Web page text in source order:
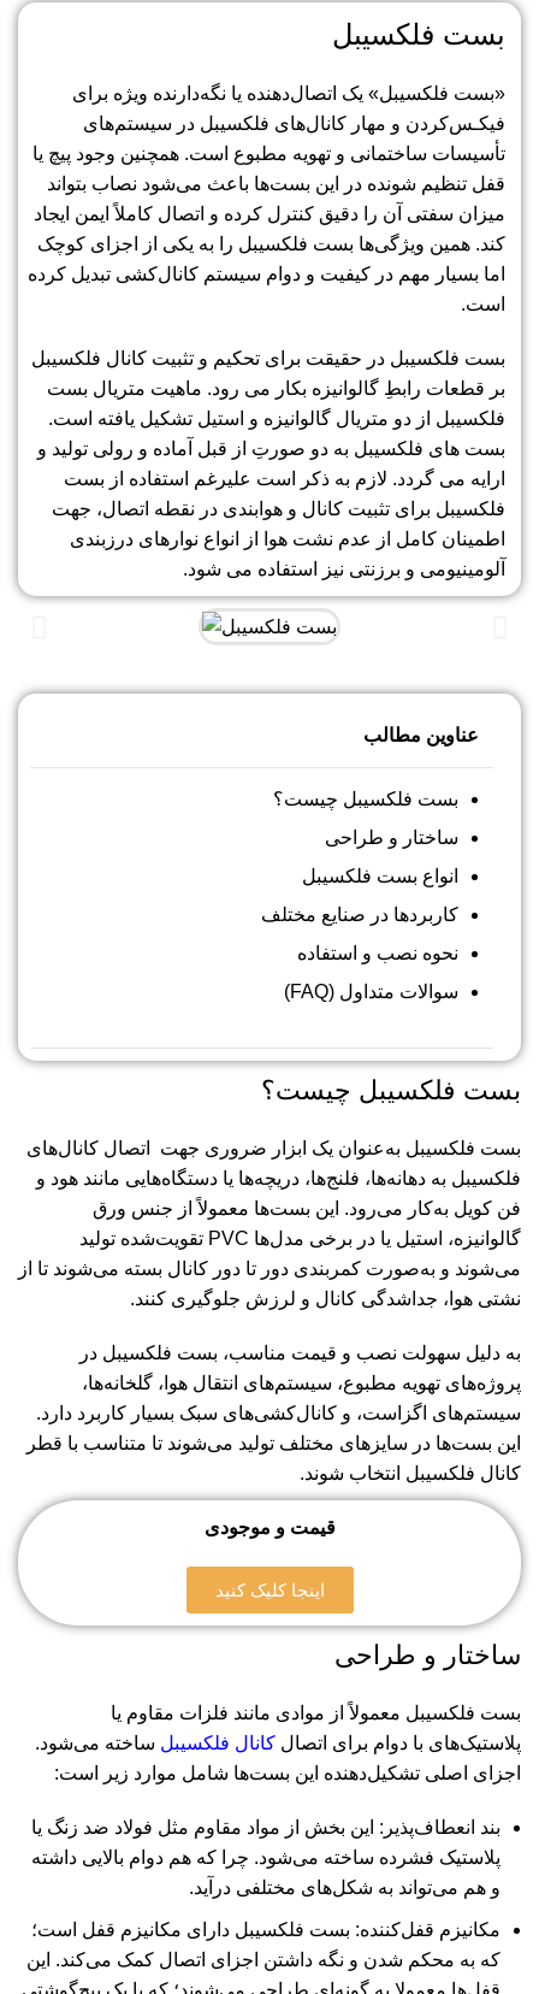
بست فلکسیبل
«بست فلکسیبل» یک اتصال‌دهنده یا نگه‌دارنده ویژه برای
فیکـس‌کردن و مهار کانال‌های فلکسیبل در سیستم‌های
تأسیسات ساختمانی و تهویه مطبوع است. همچنین وجود پیچ یا
قفل تنظیم شونده در این بست‌ها باعث می‌شود نصاب بتواند
میزان سفتی آن را دقیق کنترل کرده و اتصال کاملاً ایمن ایجاد
کند. همین ویژگی‌ها بست فلکسیبل را به یکی از اجزای کوچک
اما بسیار مهم در کیفیت و دوام سیستم کانال‌کشی تبدیل کرده
است.
بست فلکسیبل در حقیقت برای تحکیم و تثبیت کانال فلکسیبل
بر قطعات رابطِ گالوانیزه بکار می رود. ماهیت متریال بست
فلکسیبل از دو متریال گالوانیزه و استیل تشکیل یافته است.
بست های فلکسیبل به دو صورتِ از قبل آماده و رولی تولید و
ارایه می گردد. لازم به ذکر است علیرغم استفاده از بست
فلکسیبل برای تثبیت کانال و هوابندی در نقطه اتصال، جهت
اطمینان کامل از عدم نشت هوا از انواع نوارهای درزبندی
آلومینیومی و برزنتی نیز استفاده می شود.
عناوین مطالب
بست فلکسیبل چیست؟
ساختار و طراحی
انواع بست فلکسیبل
کاربردها در صنایع مختلف
نحوه نصب و استفاده
سوالات متداول (FAQ)
بست فلکسیبل چیست؟
بست فلکسیبل به‌عنوان یک ابزار ضروری جهت اتصال کانال‌های
فلکسیبل به دهانه‌ها، فلنج‌ها، دریچه‌ها یا دستگاه‌هایی مانند هود و
فن کویل به‌کار می‌رود. این بست‌ها معمولاً از جنس ورق
گالوانیزه، استیل یا در برخی مدل‌ها PVC تقویت‌شده تولید
می‌شوند و به‌صورت کمربندی دور تا دور کانال بسته می‌شوند تا از
نشتی هوا، جداشدگی کانال و لرزش جلوگیری کنند.
به دلیل سهولت نصب و قیمت مناسب، بست فلکسیبل در
پروژه‌های تهویه مطبوع، سیستم‌های انتقال هوا، گلخانه‌ها،
سیستم‌های اگزاست، و کانال‌کشی‌های سبک بسیار کاربرد دارد.
این بست‌ها در سایزهای مختلف تولید می‌شوند تا متناسب با قطر
کانال فلکسیبل انتخاب شوند.
قیمت و موجودی
اینجا کلیک کنید
ساختار و طراحی
بست فلکسیبل معمولاً از موادی مانند فلزات مقاوم یا
پلاستیک‌های با دوام برای اتصال کانال فلکسیبل ساخته می‌شود.
اجزای اصلی تشکیل‌دهنده این بست‌ها شامل موارد زیر است:
بند انعطاف‌پذیر: این بخش از مواد مقاوم مثل فولاد ضد زنگ یا
پلاستیک فشرده ساخته می‌شود. چرا که هم دوام بالایی داشته
و هم می‌تواند به شکل‌های مختلفی درآید.
مکانیزم قفل‌کننده: بست فلکسیبل دارای مکانیزم قفل است؛
که به محکم شدن و نگه داشتن اجزای اتصال کمک می‌کند. این
قفل‌ها معمولا به گونه‌ای طراحی می‌شوند؛ که با یک پیچ‌گوشتی